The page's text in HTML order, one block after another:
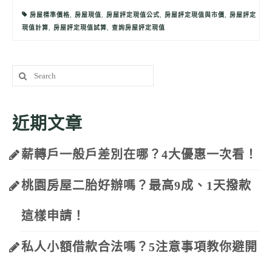
房屋標準價格, 房屋現值, 房屋評定現值公式, 房屋評定現值與市價, 房屋評定
現值計算, 房屋評定現值試算, 查詢房屋評定現值
Search
for:
近期文章
薪轉戶一般戶差別在哪？4大優惠一次看！
桃園房屋二胎好辦嗎？最高9成、1天撥款
這樣申請！
私人小額借款合法嗎？5注意事項教你避開